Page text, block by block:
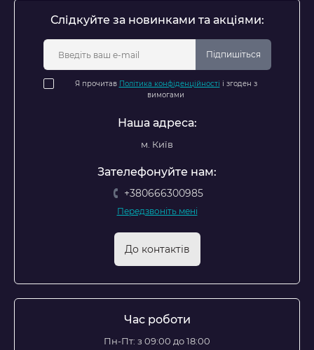
Слідкуйте за новинками та акціями:
Підпишіться
Я прочитав Політика конфіденційності і згоден з
вимогами
Наша адреса:
м. Київ
Зателефонуйте нам:
+380666300985
Передзвоніть мені
До контактів
Час роботи
Пн-Пт: з 09:00 до 18:00